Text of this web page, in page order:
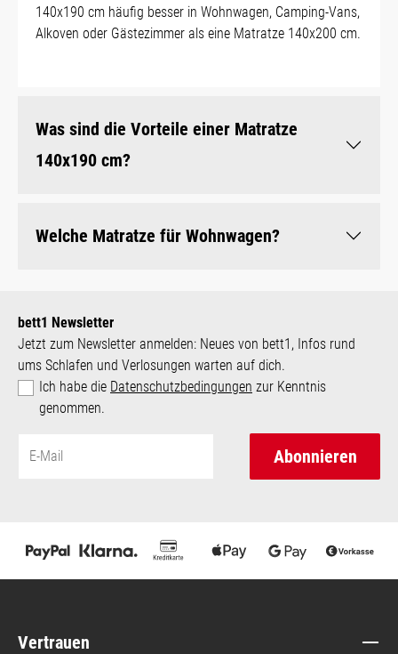
140x190 cm häufig besser in Wohnwagen, Camping-Vans,
Alkoven oder Gästezimmer als eine Matratze 140x200 cm.
Was sind die Vorteile einer Matratze
140x190 cm?
Welche Matratze für Wohnwagen?
bett1 Newsletter
Jetzt zum Newsletter anmelden: Neues von bett1, Infos rund
ums Schlafen und Verlosungen warten auf dich.
Ich habe die Datenschutzbedingungen zur Kenntnis
genommen.
Abonnieren
Vertrauen